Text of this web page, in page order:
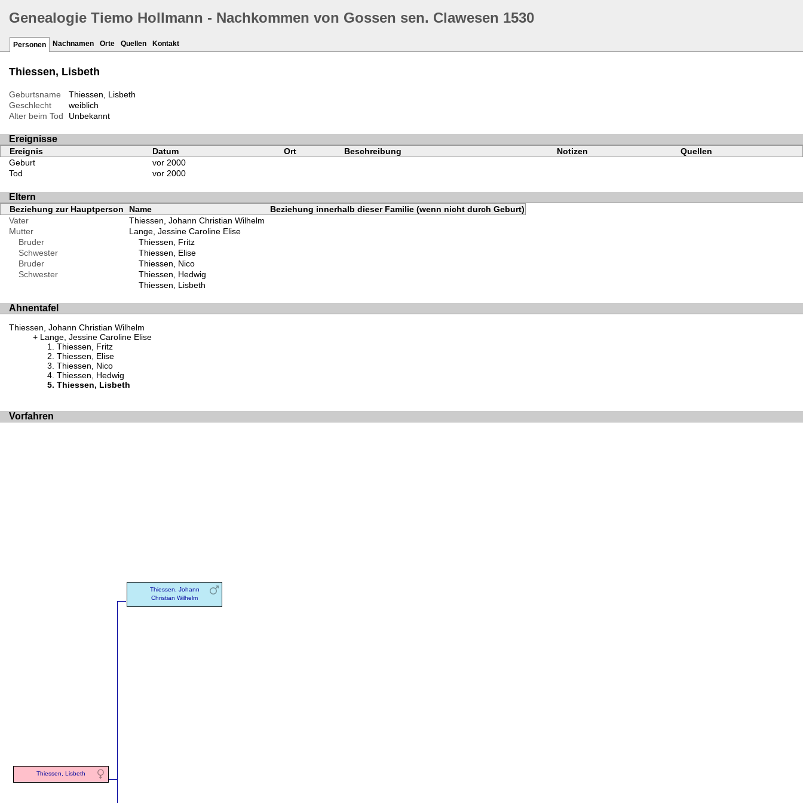
Genealogie Tiemo Hollmann - Nachkommen von Gossen sen. Clawesen 1530
Personen Nachnamen Orte Quellen Kontakt
Thiessen, Lisbeth
Geburtsname
Thiessen, Lisbeth
Geschlecht
weiblich
Alter beim Tod
Unbekannt
Ereignisse
Ereignis Datum Ort Beschreibung Notizen
Quellen
Geburt
vor 2000
Tod
vor 2000
Eltern
Beziehung zur Hauptperson Name
Beziehung innerhalb dieser Familie (wenn nicht durch Geburt)
Vater
Thiessen, Johann Christian Wilhelm
Mutter
Lange, Jessine Caroline Elise
Bruder
Thiessen, Fritz
Schwester
Thiessen, Elise
Bruder
Thiessen, Nico
Schwester
Thiessen, Hedwig
Thiessen, Lisbeth
Ahnentafel
Thiessen, Johann Christian Wilhelm
Lange, Jessine Caroline Elise
Thiessen, Fritz
Thiessen, Elise
Thiessen, Nico
Thiessen, Hedwig
Thiessen, Lisbeth
Vorfahren
Thiessen, Lisbeth
Thiessen, Johann
Christian Wilhelm